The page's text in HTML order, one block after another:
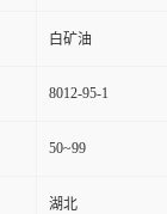
白矿油
8012-95-1
50~99
湖北